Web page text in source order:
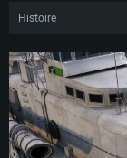
Histoire
dénomination de
Guerre Froide,
183 «Bolshevik». Le
similaires à ceux du
une maintenance
modèle qui les a
beau temps.